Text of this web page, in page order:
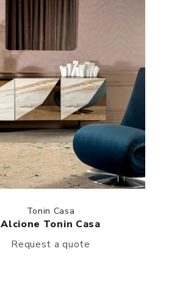
Tonin Casa
Alcione Tonin Casa
Request a quote